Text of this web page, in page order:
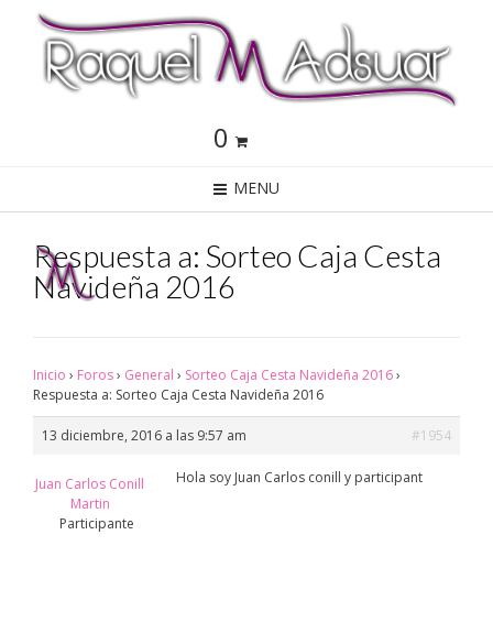
0
MENU
Respuesta a: Sorteo Caja Cesta
Navideña 2016
Inicio › Foros› General › Sorteo Caja Cesta Navideña 2016›
Respuesta a: Sorteo Caja Cesta Navideña 2016
13 diciembre, 2016 a las 9:57 am #1954
Juan Carlos Conill
Martin
Participante
Hola soy Juan Carlos conill y participant